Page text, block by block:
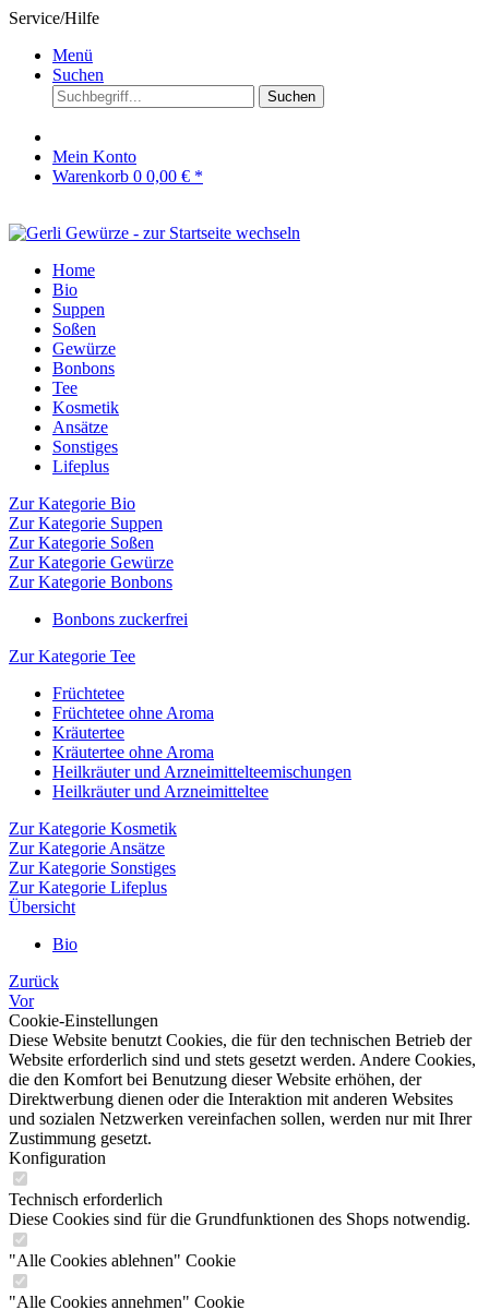
Service/Hilfe
Menü
Suchen
Suchen
Mein Konto
Warenkorb 0 0,00 € *
Home
Bio
Suppen
Soßen
Gewürze
Bonbons
Tee
Kosmetik
Ansätze
Sonstiges
Lifeplus
Zur Kategorie Bio
Zur Kategorie Suppen
Zur Kategorie Soßen
Zur Kategorie Gewürze
Zur Kategorie Bonbons
Bonbons zuckerfrei
Zur Kategorie Tee
Früchtetee
Früchtetee ohne Aroma
Kräutertee
Kräutertee ohne Aroma
Heilkräuter und Arzneimittelteemischungen
Heilkräuter und Arzneimitteltee
Zur Kategorie Kosmetik
Zur Kategorie Ansätze
Zur Kategorie Sonstiges
Zur Kategorie Lifeplus
Übersicht
Bio
Zurück
Vor
Cookie-Einstellungen
Diese Website benutzt Cookies, die für den technischen Betrieb der
Website erforderlich sind und stets gesetzt werden. Andere Cookies,
die den Komfort bei Benutzung dieser Website erhöhen, der
Direktwerbung dienen oder die Interaktion mit anderen Websites
und sozialen Netzwerken vereinfachen sollen, werden nur mit Ihrer
Zustimmung gesetzt.
Konfiguration
Technisch erforderlich
Diese Cookies sind für die Grundfunktionen des Shops notwendig.
"Alle Cookies ablehnen" Cookie
"Alle Cookies annehmen" Cookie